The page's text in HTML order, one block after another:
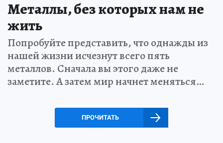
Металлы, без которых нам не
жить
Попробуйте представить, что однажды из
нашей жизни исчезнут всего пять
металлов. Сначала вы этого даже не
заметите. А затем мир начнет меняться…
ПРОЧИТАТЬ